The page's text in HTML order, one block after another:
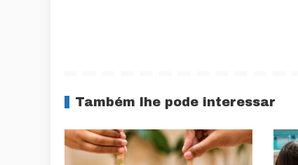
Também lhe pode interessar